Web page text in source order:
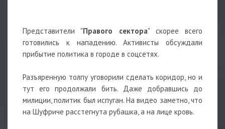
Представители "Правого сектора" скорее всего
готовились к нападению. Активисты обсуждали
прибытие политика в городе в соцсетях.
Разъяренную толпу уговорили сделать коридор, но и
тут его продолжали бить. Даже добравшись до
милиции, политик был испуган. На видео заметно, что
на Шуфриче расстегнута рубашка, а на лице кровь.